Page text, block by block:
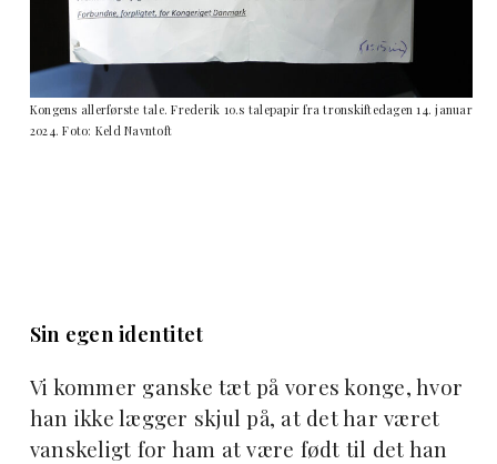
Kongens allerførste tale. Frederik 10.s talepapir fra tronskiftedagen 14. januar
2024. Foto: Keld Navntoft
Sin egen identitet
Vi kommer ganske tæt på vores konge, hvor
han ikke lægger skjul på, at det har været
vanskeligt for ham at være født til det han